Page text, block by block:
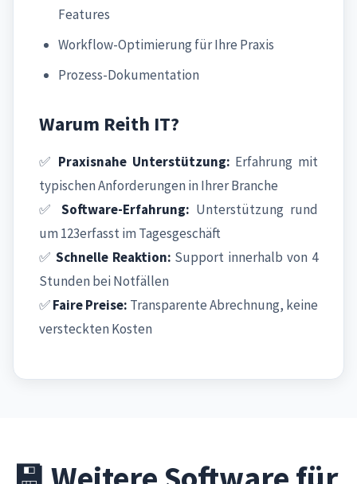
Features
Workflow-Optimierung für Ihre Praxis
Prozess-Dokumentation
Warum Reith IT?
✅ Praxisnahe Unterstützung: Erfahrung mit
typischen Anforderungen in Ihrer Branche
✅ Software-Erfahrung: Unterstützung rund
um 123erfasst im Tagesgeschäft
✅ Schnelle Reaktion: Support innerhalb von 4
Stunden bei Notfällen
✅Faire Preise: Transparente Abrechnung, keine
versteckten Kosten